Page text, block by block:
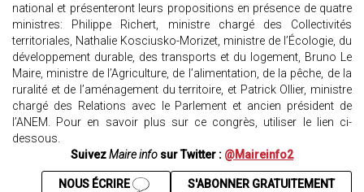
national et présenteront leurs propositions en présence de quatre
ministres: Philippe Richert, ministre chargé des Collectivités
territoriales, Nathalie Kosciusko-Morizet, ministre de l’Écologie, du
développement durable, des transports et du logement, Bruno Le
Maire, ministre de l’Agriculture, de l’alimentation, de la pêche, de la
ruralité et de l’aménagement du territoire, et Patrick Ollier, ministre
chargé des Relations avec le Parlement et ancien président de
l’ANEM. Pour en savoir plus sur ce congrès, utiliser le lien ci-
dessous.
SuivezMaire info sur Twitter : @Maireinfo2
S'ABONNER GRATUITEMENT
NOUS ÉCRIRE